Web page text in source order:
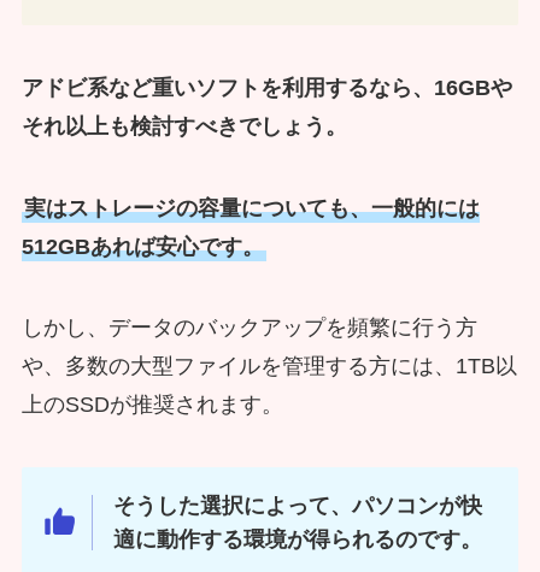
アドビ系など重いソフトを利用するなら、16GBや
それ以上も検討すべきでしょう。
実はストレージの容量についても、一般的には
512GBあれば安心です。
しかし、データのバックアップを頻繁に行う方
や、多数の大型ファイルを管理する方には、1TB以
上のSSDが推奨されます。
そうした選択によって、パソコンが快
適に動作する環境が得られるのです。